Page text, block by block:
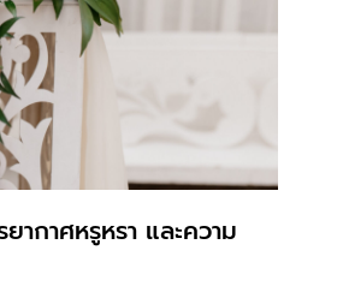
กาศหรูหรา และความ